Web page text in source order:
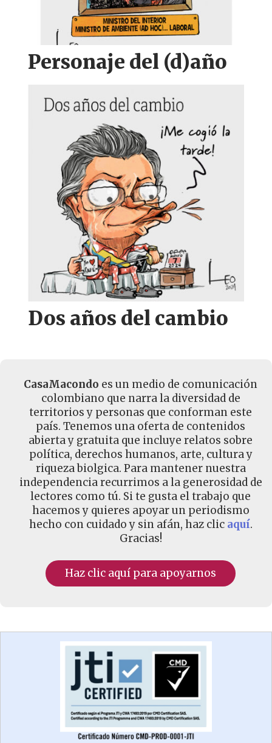
Personaje del (d)año
Dos años del cambio
CasaMacondo es un medio de comunicación
colombiano que narra la diversidad de
territorios y personas que conforman este
país. Tenemos una oferta de contenidos
abierta y gratuita que incluye relatos sobre
política, derechos humanos, arte, cultura y
riqueza biolgica. Para mantener nuestra
independencia recurrimos a la generosidad de
lectores como tú. Si te gusta el trabajo que
hacemos y quieres apoyar un periodismo
hecho con cuidado y sin afán, haz clic aquí.
Gracias!
Haz clic aquí para apoyarnos